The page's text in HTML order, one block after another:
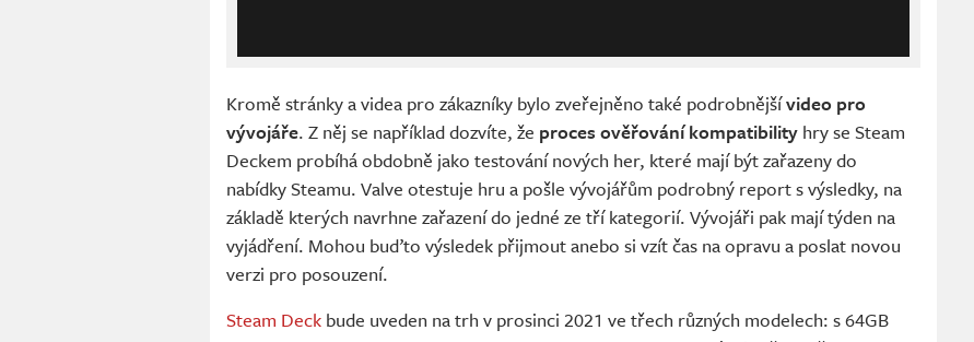
Kromě stránky a videa pro zákazníky bylo zveřejněno také podrobnějšívideo pro
vývojáře. Z něj se například dozvíte, že proces ověřování kompatibility hry se Steam
Deckem probíhá obdobně jako testování nových her, které mají být zařazeny do
nabídky Steamu. Valve otestuje hru a pošle vývojářům podrobný report s výsledky, na
základě kterých navrhne zařazení do jedné ze tří kategorií. Vývojáři pak mají týden na
vyjádření. Mohou buďto výsledek přijmout anebo si vzít čas na opravu a poslat novou
verzi pro posouzení.
Steam Deck bude uveden na trh v prosinci 2021 ve třech různých modelech: s 64GB